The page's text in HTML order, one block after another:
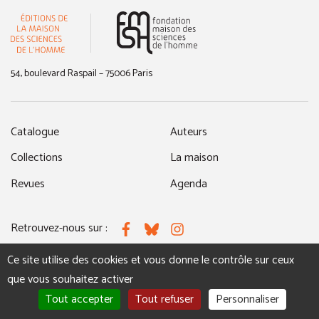
54, boulevard Raspail – 75006 Paris
Catalogue
Collections
Revues
Auteurs
La maison
Agenda
Retrouvez-nous sur : FacebookBlueskyInstagram
MENTIONS LÉGALES NOUS CONTACTER
Ce site utilise des cookies et vous donne le contrôle sur ceux
que vous souhaitez activer
Tout accepter
Tout refuser Personnaliser